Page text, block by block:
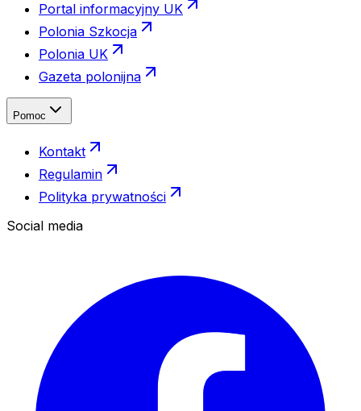
Portal informacyjny UK
Polonia Szkocja
Polonia UK
Gazeta polonijna
Pomoc
Kontakt
Regulamin
Polityka prywatności
Social media